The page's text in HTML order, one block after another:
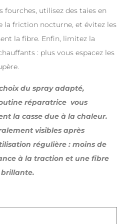
fourches, utilisez des taies en
la friction nocturne, et évitez les
la fibre. Enfin, limitez la
: plus vous espacez les
du spray adapté,
réparatrice vous
la casse due à la chaleur.
visibles après
régulière : moins de
à la traction et une fibre